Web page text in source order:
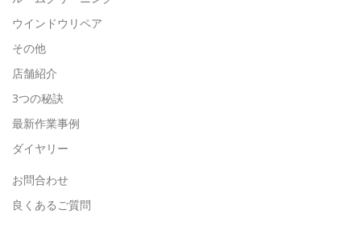
ウインドウリペア
その他
店舗紹介
3つの秘訣
最新作業事例
ダイヤリー
お問合わせ
良くあるご質問